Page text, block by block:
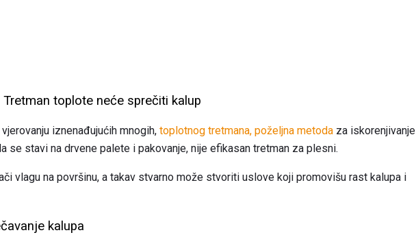
toplote neće sprečiti kalup
iznenađujućih mnogih, toplotnog tretmana, poželjna metoda za iskorenjivanje
se stavi na drvene palete i pakovanje, nije efikasan tretman za plesni.
vlagu na površinu, a takav stvarno može stvoriti uslove koji promovišu rast kalupa i
kalupa